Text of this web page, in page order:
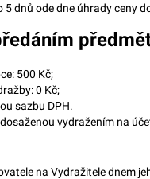
dnů ode dne úhrady ceny
500 Kč;
0 Kč;
sazbu DPH.
vydražením na
na Vydražitele dnem